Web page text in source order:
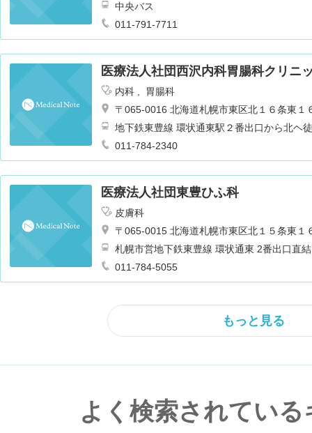
中央バス
011-791-7711
医療法人社団西沢内科胃腸科クリニ
内科
胃腸科
〒065-0016 北海道札幌市東区北１６条東
地下鉄東豊線 環状通東駅２番出口から北ヘ
011-784-2340
医療法人社団東豊ひふ科
皮膚科
〒065-0015 北海道札幌市東区北１５条東１
札幌市営地下鉄東豊線 環状通東 2番出口直
011-784-5055
もっと見る
よく検索されてい